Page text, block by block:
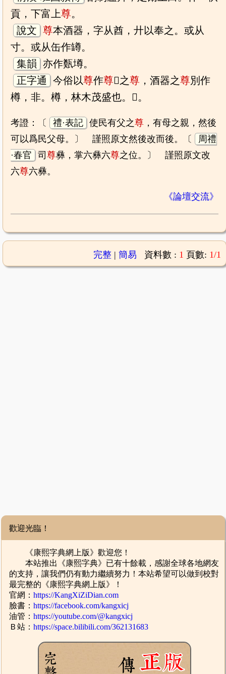
貢，下富上尊。
說文 尊本酒器，字从酋，廾以奉之。或从
寸。或从缶作罇。
集韻 亦作㽀墫。
正字通
今俗以尊作尊𤰞之尊 ，酒器之尊別作
樽，非。樽，林木茂盛也。𢍜。
考證：〔 禮·表記 使民有父之尊 ，有母之親，然後
可以爲民父母。〕 謹照原文然後改而後。〔
周禮
·春官
司尊彝，掌六彝六尊之位。〕 謹照原文改
六尊六彝。
《論壇交流》
完整| 簡易 資料數 : 1 頁數: 1/1
歡迎光臨！
《康熙字典網上版》歡迎您！
本站推出《康熙字典》已有十餘載，感謝全球各地網友
的支持，讓我們仍有動力繼續努力！本站希望可以做到校對
最完整的《康熙字典網上版》！
官網：https://KangXiZiDian.com
臉書：https://facebook.com/kangxicj
油管：https://youtube.com/@kangxicj
Ｂ站：https://space.bilibili.com/362131683